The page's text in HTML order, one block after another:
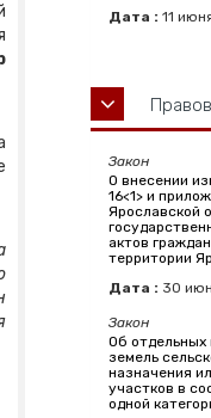
Дата : 11
Закон
О внесении
16<1> и
Ярославской
актов
территории
Дата : 30
Закон
Об отдельных
земель
назначения
участков в
одной